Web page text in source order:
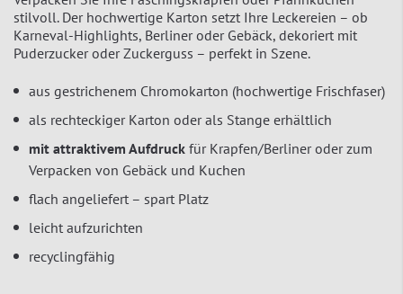
stilvoll. Der hochwertige Karton setzt Ihre Leckereien – ob
Karneval-Highlights, Berliner oder Gebäck, dekoriert mit
Puderzucker oder Zuckerguss – perfekt in Szene.
aus gestrichenem Chromokarton (hochwertige Frischfaser)
als rechteckiger Karton oder als Stange erhältlich
mit attraktivem Aufdruck für Krapfen/Berliner oder zum
Verpacken von Gebäck und Kuchen
flach angeliefert – spart Platz
leicht aufzurichten
recyclingfähig